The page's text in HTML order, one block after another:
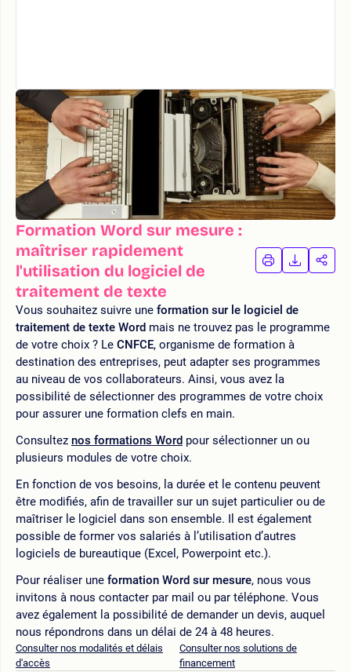
Formation Word sur mesure :
maîtriser rapidement
l'utilisation du logiciel de
traitement de texte
IMPRIMER
LA
LA
Vous souhaitez suivre une formation sur le logiciel de
traitement de texte Word mais ne trouvez pas le programme
de votre choix ? Le CNFCE, organisme de formation à
destination des entreprises, peut adapter ses programmes
au niveau de vos collaborateurs. Ainsi, vous avez la
possibilité de sélectionner des programmes de votre choix
pour assurer une formation clefs en main.
Consultez nos formations Word pour sélectionner un ou
plusieurs modules de votre choix.
En fonction de vos besoins, la durée et le contenu peuvent
être modifiés, afin de travailler sur un sujet particulier ou de
maîtriser le logiciel dans son ensemble. Il est également
possible de former vos salariés à l’utilisation d’autres
logiciels de bureautique (Excel, Powerpoint etc.).
Pour réaliser une formation Word sur mesure, nous vous
invitons à nous contacter par mail ou par téléphone. Vous
avez également la possibilité de demander un devis, auquel
nous répondrons dans un délai de 24 à 48 heures.
Consulter nos modalités et délais
d'accès
Consulter nos solutions de
financement